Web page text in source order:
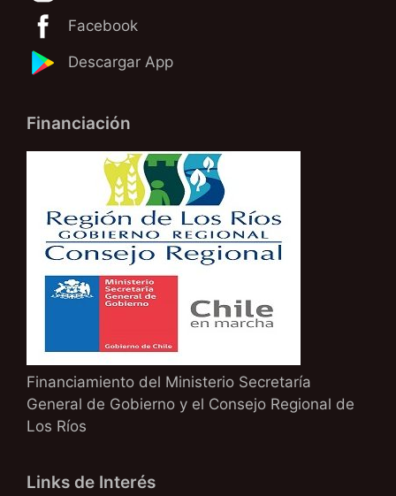
Facebook
Descargar App
Financiación
Financiamiento del Ministerio Secretaría
General de Gobierno y el Consejo Regional de
Los Ríos
Links de Interés